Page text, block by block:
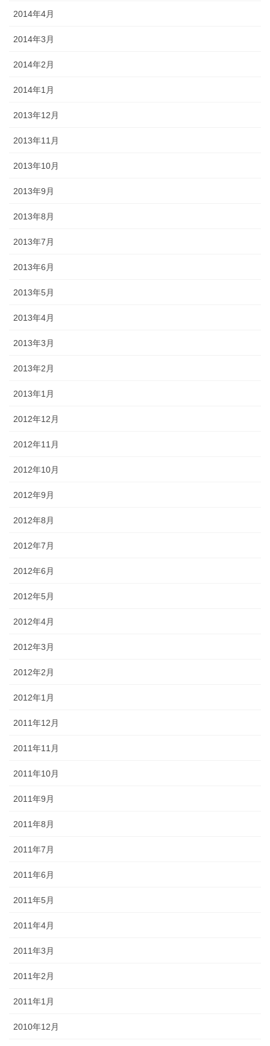
2014年4月
2014年3月
2014年2月
2014年1月
2013年12月
2013年11月
2013年10月
2013年9月
2013年8月
2013年7月
2013年6月
2013年5月
2013年4月
2013年3月
2013年2月
2013年1月
2012年12月
2012年11月
2012年10月
2012年9月
2012年8月
2012年7月
2012年6月
2012年5月
2012年4月
2012年3月
2012年2月
2012年1月
2011年12月
2011年11月
2011年10月
2011年9月
2011年8月
2011年7月
2011年6月
2011年5月
2011年4月
2011年3月
2011年2月
2011年1月
2010年12月